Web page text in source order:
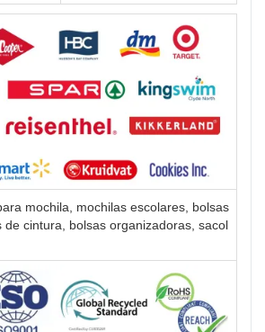
mochila, mochilas escolares, bolsas
de cintura, bolsas organizadoras, sacol